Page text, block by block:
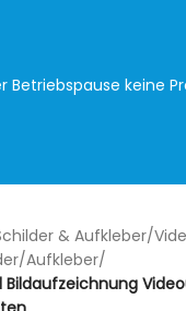
keine
& Aufkleber/
Aufkleber/
Bildaufzeichnung